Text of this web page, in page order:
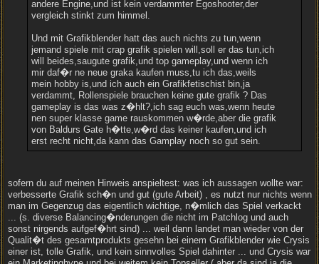
andere Engine,und ist kein verdammter Egoshooter,der
vergleich stinkt zum himmel.
Und mit Grafikblender hatt das auch nichts zu tun,wenn
jemand spiele mit crap grafik spielen will,soll er das tun,ich
will beides,saugute grafik,und top gameplay,und wenn ich
mir daf�r ne neue graka kaufen muss,tu ich das,weils
mein hobby is,und ich auch ein Grafikfetischist bin,ja
verdammt, Rollenspiele brauchen keine gute grafik ? Das
gameplay is das was z�hlt?,ich sag euch was,wenn heute
nen super klasse game rauskommen w�rde,aber die grafik
von Baldurs Gate h�tte,w�rd das keiner kaufen,und ich
erst recht nicht,da kann das Gamplay noch so gut sein.
sofern du auf meinen Hinweis anspieltest: was ich aussagen wollte war:
verbesserte Grafik sch�n und gut (gute Arbeit) , es nutzt nur nichts wenn
man im Gegenzug das eigentlich wichtige, n�mlich das Spiel verkackt
... (s. diverse Balancing�nderungen die nicht im Patchlog und auch
sonst nirgends aufgef�hrt sind) ... weil dann landet man wieder von der
Qualit�t des gesamtprodukts gesehn bei einem Grafikblender wie Crysis
einer ist, tolle Grafik, und kein sinnvolles Spiel dahinter ... und Crysis war